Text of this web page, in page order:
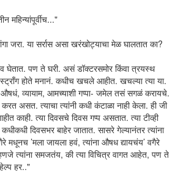
जरा. या सर्रास असा खरंखोट्याचा मेळ घालतात का?
घेतात. पण ते घरी. असं डॉक्टरसमोर किंवा त्रयस्थ
स्ट्राँग होते मनानं. कधीच खचले आहीत. खचल्या त्या या.
औषधं, व्यायाम, आमच्याशी गप्पा- जमेल तसं सगळं करायचे.
असत. त्याचा त्यांनी कधी कंटाळा नाही केला. ही जी
काही. त्या दिवसचे दिवस गप्प असतात. त्या टीव्ही
दिवसभर बाहेर जातात. सासरे गेल्यानंतर त्यांना
’मला जायला हवं, त्यांना औषध द्यायचंय’ वगैरे
त्यांना समजतंय, की त्या विचित्र वागत आहेत, पण ते
हर.."